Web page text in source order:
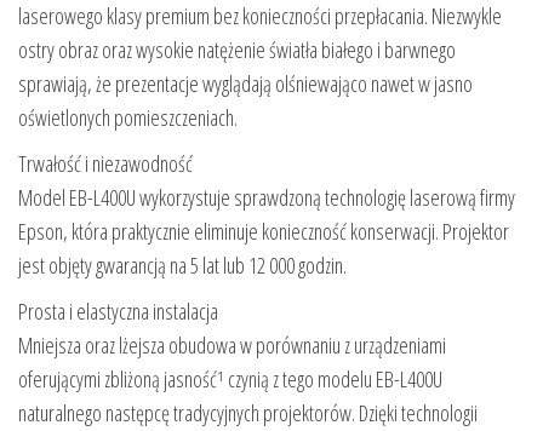
laserowego klasy premium bez konieczności przepłacania. Niezwykle
ostry obraz oraz wysokie natężenie światła białego i barwnego
sprawiają, że prezentacje wyglądają olśniewająco nawet w jasno
oświetlonych pomieszczeniach.
Trwałość i niezawodność
Model EB-L400U wykorzystuje sprawdzoną technologię laserową firmy
Epson, która praktycznie eliminuje konieczność konserwacji. Projektor
jest objęty gwarancją na 5 lat lub 12 000 godzin.
Prosta i elastyczna instalacja
Mniejsza oraz lżejsza obudowa w porównaniu z urządzeniami
oferującymi zbliżoną jasność¹ czynią z tego modelu EB-L400U
naturalnego następcę tradycyjnych projektorów. Dzięki technologii